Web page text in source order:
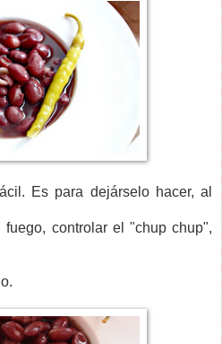
Es para dejárselo hacer, al
fuego, controlar el "chup chup",